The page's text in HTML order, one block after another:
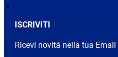
ISCRIVITI
Ricevi novità nella tua Email